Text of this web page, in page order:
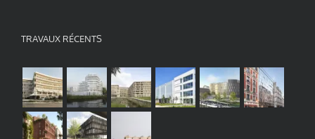
TRAVAUX RÉCENTS